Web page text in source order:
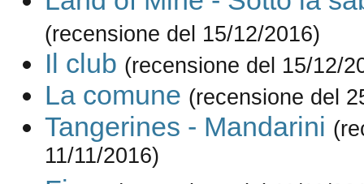
(recensione del 15/12/2016)
Il club (recensione del 15/12/
La comune (recensione del
Tangerines - Mandarini
11/11/2016)